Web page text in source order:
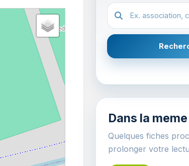
Recherche dans
Dans la
Quelques fiches
prolonger votre